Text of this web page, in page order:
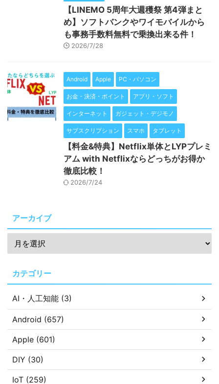
【LINEMO 5周年大週穫祭 第4弾まと
め】ソフトバンクやワイモバイルから
も事務手数料無料で乗換出来る件！
2026/7/28
Android Apple PC・パソコン
お金・決済・ポイント アプリ・ソフト
インターネット ガジェット・デジモノ
サブスクリプション スマホ タブレット
【料金&特典】Netflix単体とLYPプレミ
アム with Netflixならどっちがお得か
徹底比較！
2026/7/24
アーカイブ
カテゴリー
AI・人工知能 (3)
Android (657)
Apple (601)
DIY (30)
IoT (259)